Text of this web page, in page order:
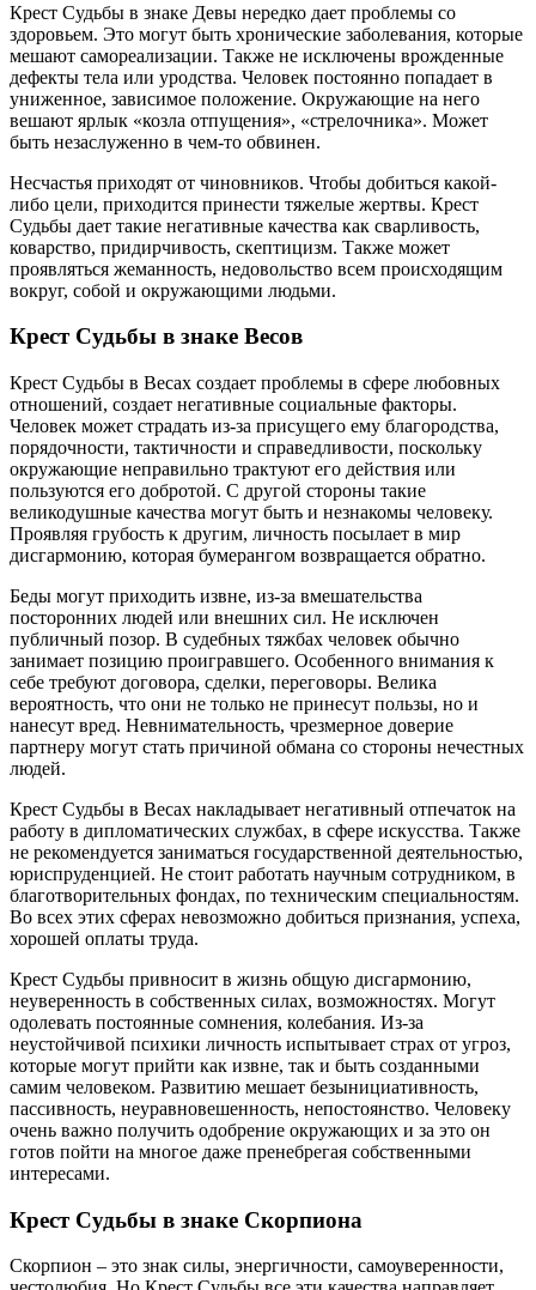
Крест Судьбы в знаке Девы нередко дает проблемы со
здоровьем. Это могут быть хронические заболевания, которые
мешают самореализации. Также не исключены врожденные
дефекты тела или уродства. Человек постоянно попадает в
униженное, зависимое положение. Окружающие на него
вешают ярлык «козла отпущения», «стрелочника». Может
быть незаслуженно в чем-то обвинен.
Несчастья приходят от чиновников. Чтобы добиться какой-
либо цели, приходится принести тяжелые жертвы. Крест
Судьбы дает такие негативные качества как сварливость,
коварство, придирчивость, скептицизм. Также может
проявляться жеманность, недовольство всем происходящим
вокруг, собой и окружающими людьми.
Крест Судьбы в знаке Весов
Крест Судьбы в Весах создает проблемы в сфере любовных
отношений, создает негативные социальные факторы.
Человек может страдать из-за присущего ему благородства,
порядочности, тактичности и справедливости, поскольку
окружающие неправильно трактуют его действия или
пользуются его добротой. С другой стороны такие
великодушные качества могут быть и незнакомы человеку.
Проявляя грубость к другим, личность посылает в мир
дисгармонию, которая бумерангом возвращается обратно.
Беды могут приходить извне, из-за вмешательства
посторонних людей или внешних сил. Не исключен
публичный позор. В судебных тяжбах человек обычно
занимает позицию проигравшего. Особенного внимания к
себе требуют договора, сделки, переговоры. Велика
вероятность, что они не только не принесут пользы, но и
нанесут вред. Невнимательность, чрезмерное доверие
партнеру могут стать причиной обмана со стороны нечестных
людей.
Крест Судьбы в Весах накладывает негативный отпечаток на
работу в дипломатических службах, в сфере искусства. Также
не рекомендуется заниматься государственной деятельностью,
юриспруденцией. Не стоит работать научным сотрудником, в
благотворительных фондах, по техническим специальностям.
Во всех этих сферах невозможно добиться признания, успеха,
хорошей оплаты труда.
Крест Судьбы привносит в жизнь общую дисгармонию,
неуверенность в собственных силах, возможностях. Могут
одолевать постоянные сомнения, колебания. Из-за
неустойчивой психики личность испытывает страх от угроз,
которые могут прийти как извне, так и быть созданными
самим человеком. Развитию мешает безынициативность,
пассивность, неуравновешенность, непостоянство. Человеку
очень важно получить одобрение окружающих и за это он
готов пойти на многое даже пренебрегая собственными
интересами.
Крест Судьбы в знаке Скорпиона
Скорпион – это знак силы, энергичности, самоуверенности,